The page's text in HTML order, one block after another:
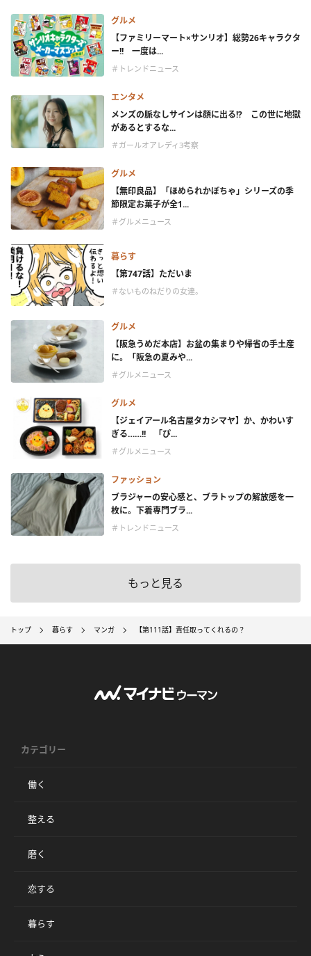
グルメ
【ファミリーマート×サンリオ】総勢26キャラクタ
ー!! 一度は...
＃トレンドニュース
エンタメ
メンズの脈なしサインは顔に出る!? この世に地獄
があるとするな...
＃ガールオアレディ3考察
グルメ
【無印良品】「ほめられかぼちゃ」シリーズの季
節限定お菓子が全1...
＃グルメニュース
暮らす
【第747話】ただいま
＃ないものねだりの女達。
グルメ
【阪急うめだ本店】お盆の集まりや帰省の手土産
に。「阪急の夏みや...
＃グルメニュース
グルメ
【ジェイアール名古屋タカシマヤ】か、かわいす
ぎる……!! 「ぴ...
＃グルメニュース
ファッション
ブラジャーの安心感と、ブラトップの解放感を一
枚に。下着専門ブラ...
＃トレンドニュース
もっと見る
トップ 暮らす マンガ 【第111話】責任取ってくれるの？
カテゴリー
働く
整える
磨く
恋する
暮らす